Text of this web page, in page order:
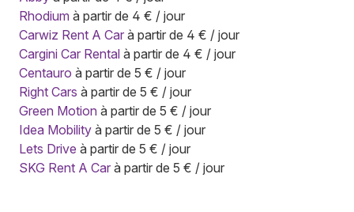
Rhodium à partir de 4 € / jour
Carwiz Rent A Car à partir de 4 € / jour
Cargini Car Rental à partir de 4 € / jour
Centauro à partir de 5 € / jour
Right Cars à partir de 5 € / jour
Green Motion à partir de 5 € / jour
Idea Mobility à partir de 5 € / jour
Lets Drive à partir de 5 € / jour
SKG Rent A Car à partir de 5 € / jour